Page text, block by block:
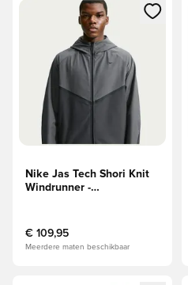
Opent een venster om in te
Nike Jas Tech Shori Knit
Windrunner -
€ 109,95
Meerdere maten beschikbaar